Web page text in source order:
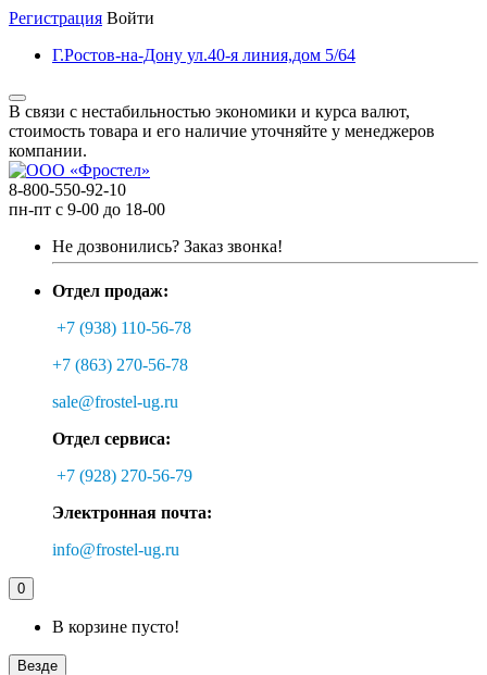
Регистрация Войти
Г.Ростов-на-Дону ул.40-я линия,дом 5/64
В связи с нестабильностью экономики и курса валют,
стоимость товара и его наличие уточняйте у менеджеров
компании.
8-800-550-92-10
пн-пт с 9-00 до 18-00
Не дозвонились? Заказ звонка!
Отдел продаж:
+7 (938) 110-56-78
+7 (863) 270-56-78
sale@frostel-ug.ru
Отдел сервиса:
+7 (928) 270-56-79
Электронная почта:
info@frostel-ug.ru
0
В корзине пусто!
Везде